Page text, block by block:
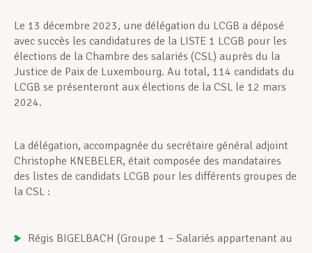
Le 13 décembre 2023, une délégation du LCGB a déposé
avec succès les candidatures de la LISTE 1 LCGB pour les
élections de la Chambre des salariés (CSL) auprès du la
Justice de Paix de Luxembourg. Au total, 114 candidats du
LCGB se présenteront aux élections de la CSL le 12 mars
2024.
La délégation, accompagnée du secrétaire général adjoint
Christophe KNEBELER, était composée des mandataires
des listes de candidats LCGB pour les différents groupes de
la CSL :
Régis BIGELBACH (Groupe 1 – Salariés appartenant au